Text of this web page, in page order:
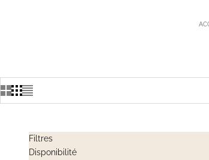
Filtres
Disponibilité